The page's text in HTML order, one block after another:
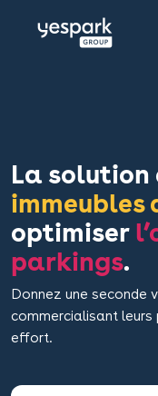
La solution
immeubles
optimiser
parkings.
Donnez une seconde
commercialisant
effort.